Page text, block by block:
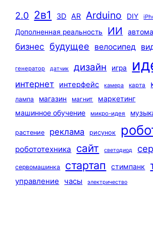
2.0 2в1 3D AR Arduino DIY
Дополненная реальность ИИ
бизнес будущее велосипед
генератор датчик дизайн игра
интернет интерфейс камера карта
лампа
магазин магнит
маркетинг
машинное обучение
микро-идея
растение реклама рисунок
робототехника сайт светодиод
сервомашинка стартап стимпанк
управление часы электричество